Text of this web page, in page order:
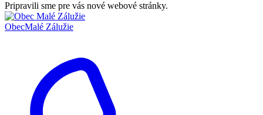
Pripravili sme pre vás nové webové stránky.
ObecMalé Zálužie